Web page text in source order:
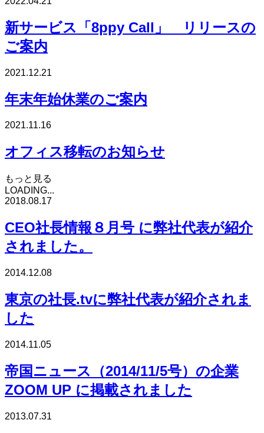
新サービス「8ppy Call」 リリースの
ご案内
2021.12.21
年末年始休業のご案内
2021.11.16
オフィス移転のお知らせ
もっと見る
LOADING...
2018.08.17
CEO社長情報８月号 に弊社代表が紹介
されました。
2014.12.08
東京の社長.tvに弊社代表が紹介されま
した
2014.11.05
帝国ニュース（2014/11/5号）の企業
ZOOM UP に掲載されました
2013.07.31